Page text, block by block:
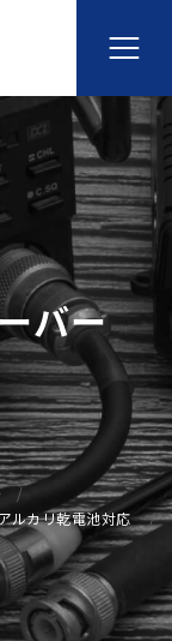
バー
ルカリ乾電池対応